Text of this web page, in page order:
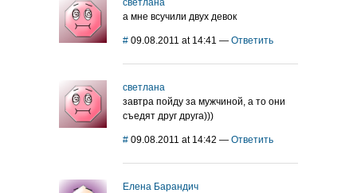
а мне всучили двух девок
# 09.08.2011 at 14:41 — Ответить
светлана
завтра пойду за мужчиной, а то они
съедят друг друга)))
# 09.08.2011 at 14:42 — Ответить
Елена Барандич